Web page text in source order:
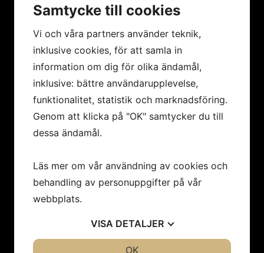
Registrera dig på vårt nyhetsbrev för att få de
senaste nyheterna.
TILL ANMÄLAN
HANDLA HOS OSS
Köpvillkor
Samtycke till cookies
Vi och våra partners använder teknik,
inklusive cookies, för att samla in
information om dig för olika ändamål,
inklusive: bättre användarupplevelse,
funktionalitet, statistik och marknadsföring.
Genom att klicka på "OK" samtycker du till
dessa ändamål.
Läs mer om vår användning av cookies och
behandling av personuppgifter på vår
webbplats.
VISA DETALJER
OK